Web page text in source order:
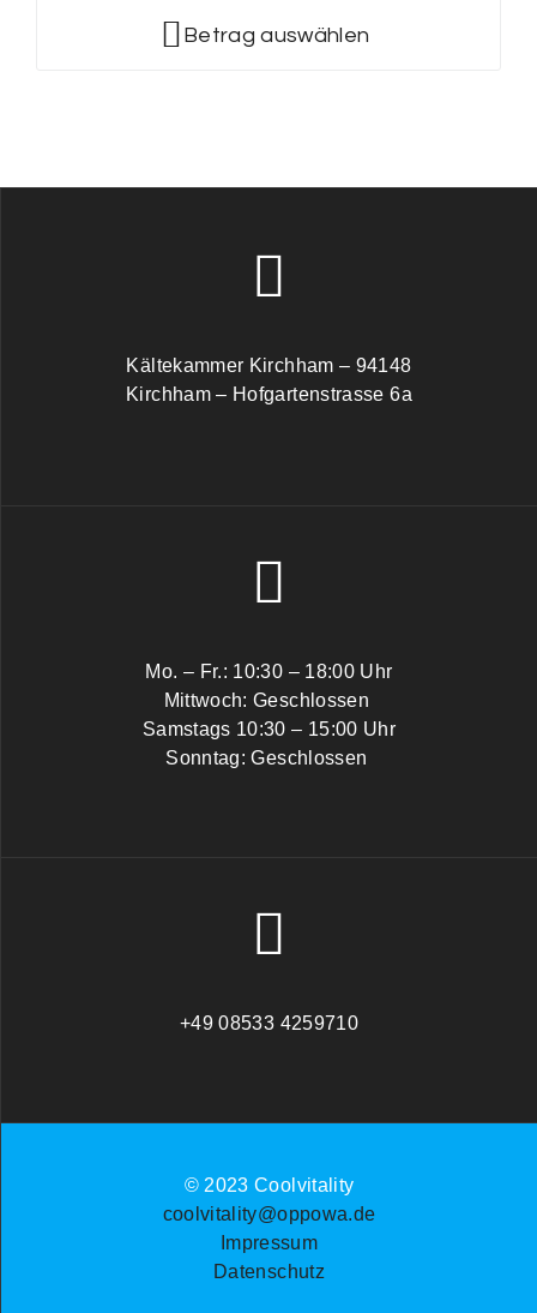
Betrag auswählen
Kältekammer Kirchham – 94148
Kirchham – Hofgartenstrasse 6a
Mo. – Fr.: 10:30 – 18:00 Uhr
Mittwoch: Geschlossen
Samstags 10:30 – 15:00 Uhr
Sonntag: Geschlossen
+49 08533 4259710
© 2023 Coolvitality
coolvitality@oppowa.de
Impressum
Datenschutz